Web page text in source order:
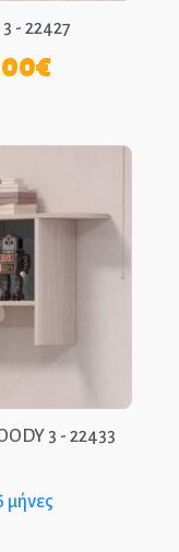
- 22427
€Price
157,00€
702,00€
3 - 22433
μήνες